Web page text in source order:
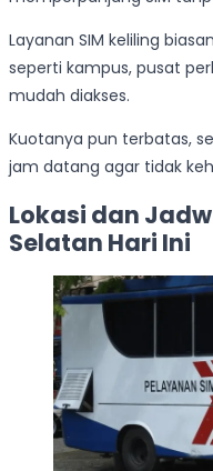
Layanan SIM keliling
seperti kampus, pusat
mudah diakses.
Kuotanya pun terbatas,
jam datang agar tidak
Lokasi dan
Selatan Hari Ini